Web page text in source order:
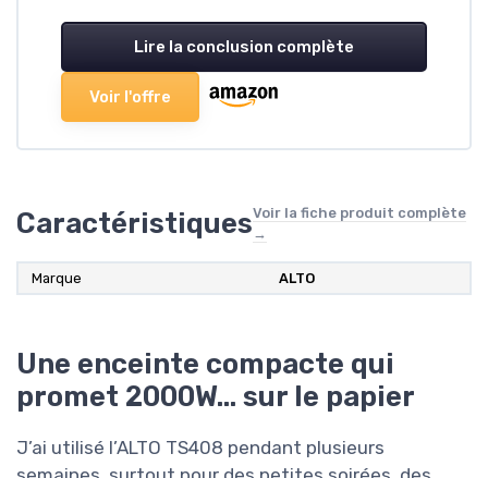
Lire la conclusion complète
Voir l'offre
CaractéristiquesVoir la fiche produit complète
→
Marque ALTO
Une enceinte compacte qui
promet 2000W… sur le papier
J’ai utilisé l’ALTO TS408 pendant plusieurs